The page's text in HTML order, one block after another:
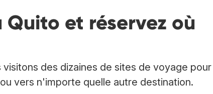
et réservez où
des dizaines de sites de voyage pour
vers n'importe quelle autre destination.